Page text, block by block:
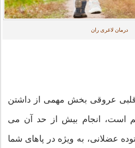
درمان لاغری ران
قلبی عروقی بخش مهمی از داشتن
است، انجام بیش از حد آن می
عضلانی، به ویژه در پاهای شما